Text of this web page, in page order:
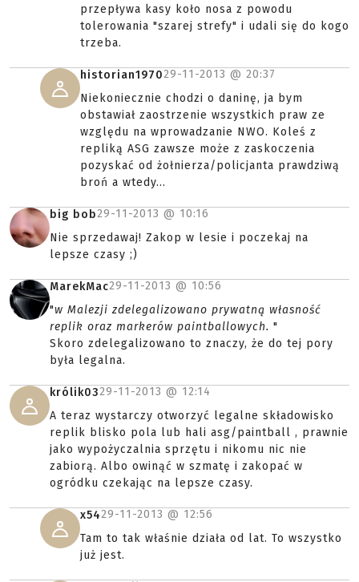
przepływa kasy koło nosa z powodu
tolerowania "szarej strefy" i udali się do kogo
trzeba.
historian197029-11-2013 @ 20:37
Niekoniecznie chodzi o daninę, ja bym
obstawiał zaostrzenie wszystkich praw ze
względu na wprowadzanie NWO. Koleś z
repliką ASG zawsze może z zaskoczenia
pozyskać od żołnierza/policjanta prawdziwą
broń a wtedy...
big bob29-11-2013 @ 10:16
Nie sprzedawaj! Zakop w lesie i poczekaj na
lepsze czasy ;)
MarekMac29-11-2013 @ 10:56
"w Malezji zdelegalizowano prywatną własność
replik oraz markerów paintballowych. "
Skoro zdelegalizowano to znaczy, że do tej pory
była legalna.
królik0329-11-2013 @ 12:14
A teraz wystarczy otworzyć legalne składowisko
replik blisko pola lub hali asg/paintball , prawnie
jako wypożyczalnia sprzętu i nikomu nic nie
zabiorą. Albo owinąć w szmatę i zakopać w
ogródku czekając na lepsze czasy.
x5429-11-2013 @ 12:56
Tam to tak właśnie działa od lat. To wszystko
już jest.